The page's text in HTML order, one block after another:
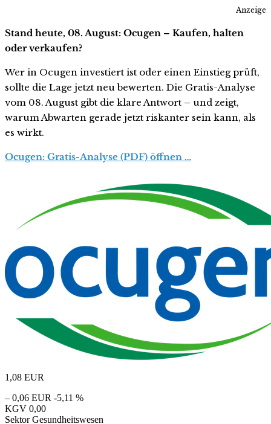
Anzeige
Stand heute, 08. August: Ocugen – Kaufen, halten
oder verkaufen?
Wer in Ocugen investiert ist oder einen Einstieg prüft,
sollte die Lage jetzt neu bewerten. Die Gratis-Analyse
vom 08. August gibt die klare Antwort – und zeigt,
warum Abwarten gerade jetzt riskanter sein kann, als
es wirkt.
Ocugen: Gratis-Analyse (PDF) öffnen …
1,08 EUR
– 0,06 EUR -5,11 %
KGV 0,00
Sektor Gesundheitswesen